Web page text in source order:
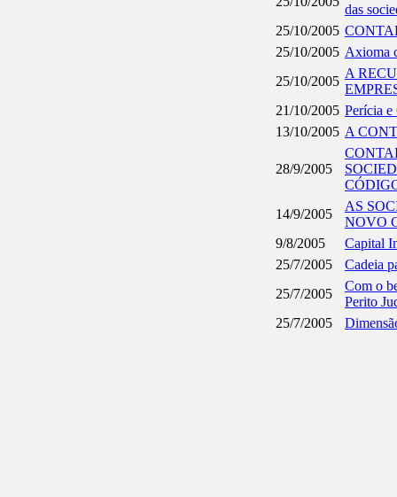
das
25/10/2005
25/10/2005 Axioma
25/10/2005
A
21/10/2005 Perícia e
13/10/2005 A
28/9/2005
14/9/2005
AS
NOVO
9/8/2005
Capital
25/7/2005
Cadeia
25/7/2005
Com o
Perito
25/7/2005